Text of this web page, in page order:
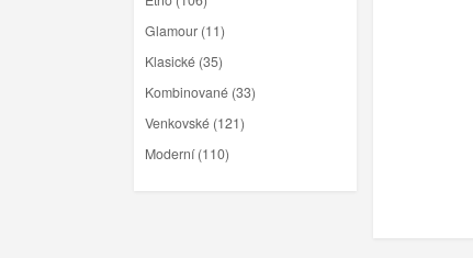
Glamour (11)
Klasické (35)
Kombinované (33)
Venkovské (121)
Moderní (110)